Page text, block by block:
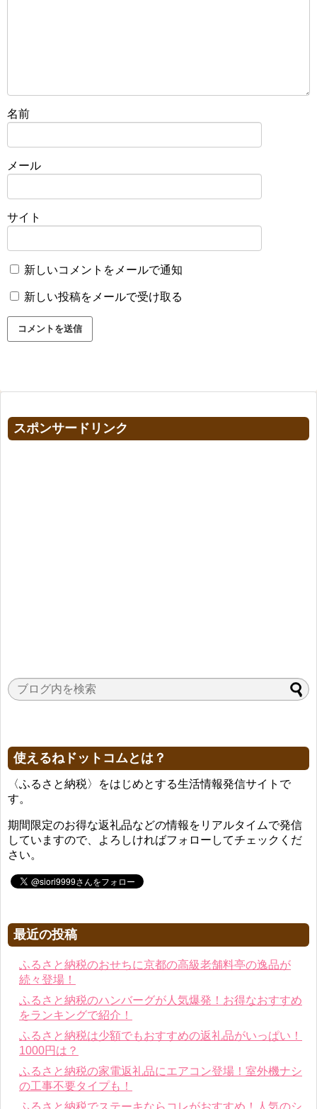
名前
メール
サイト
新しいコメントをメールで通知
新しい投稿をメールで受け取る
スポンサードリンク
使えるねドットコムとは？
〈ふるさと納税〉をはじめとする生活情報発信サイトで
す。
期間限定のお得な返礼品などの情報をリアルタイムで発信
していますので、よろしければフォローしてチェックくだ
さい。
最近の投稿
ふるさと納税のおせちに京都の高級老舗料亭の逸品が
続々登場！
ふるさと納税のハンバーグが人気爆発！お得なおすすめ
をランキングで紹介！
ふるさと納税は少額でもおすすめの返礼品がいっぱい！
1000円は？
ふるさと納税の家電返礼品にエアコン登場！室外機ナシ
の工事不要タイプも！
ふるさと納税でステーキならコレがおすすめ！人気のシ